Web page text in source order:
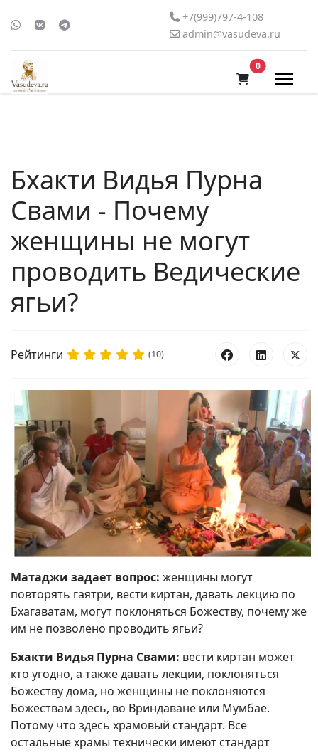
+7(999)797-4-108
admin@vasudeva.ru
0В корзину
Бхакти Видья Пурна
Свами - Почему
женщины не могут
проводить Ведические
ягьи?
Рейтинги (10)
Матаджи задает вопрос: женщины могут
повторять гаятри, вести киртан, давать лекцию по
Бхагаватам, могут поклоняться Божеству, почему же
им не позволено проводить ягьи?
Бхакти Видья Пурна Свами: вести киртан может
кто угодно, а также давать лекции, поклоняться
Божеству дома, но женщины не поклоняются
Божествам здесь, во Вриндаване или Мумбае.
Потому что здесь храмовый стандарт. Все
остальные храмы технически имеют стандарт